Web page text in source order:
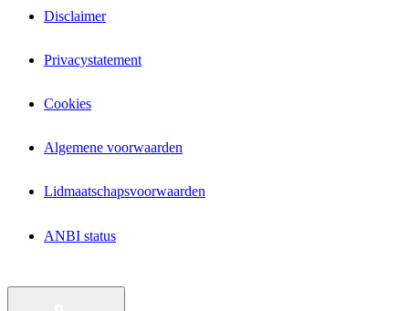
Disclaimer
Privacystatement
Cookies
Algemene voorwaarden
Lidmaatschapsvoorwaarden
ANBI status